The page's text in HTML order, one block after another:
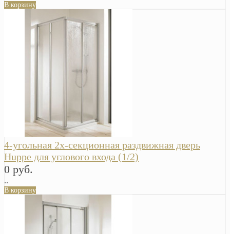
В корзину
4-угольная 2х-секционная раздвижная дверь
Huppe для углового входа (1/2)
0 руб.
..
В корзину